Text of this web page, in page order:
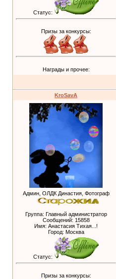
Статус:
Призы за конкурсы:
Награды и прочее:
KroSavA
Админ, ОЛДК Династия, Фотограф
Группа: Главный администратор
Сообщений: 15858
Имя: Анастасия Тихая...!
Город: Москва
Статус:
Призы за конкурсы: